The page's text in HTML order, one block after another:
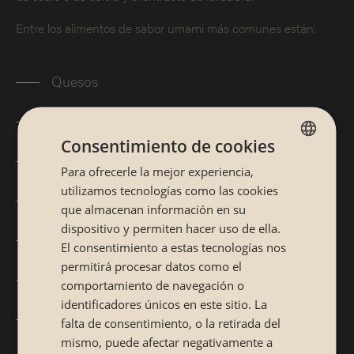
Entre los alimentos de sabor umami más comunes están:
Quesos
Patatas
Aceitunas
Espárragos
Jamón serrano
CATALÁN
Consentimiento de cookies
Para ofrecerle la mejor experiencia,
utilizamos tecnologías como las cookies
que almacenan información en su
dispositivo y permiten hacer uso de ella.
El consentimiento a estas tecnologías nos
permitirá procesar datos como el
comportamiento de navegación o
identificadores únicos en este sitio. La
falta de consentimiento, o la retirada del
mismo, puede afectar negativamente a